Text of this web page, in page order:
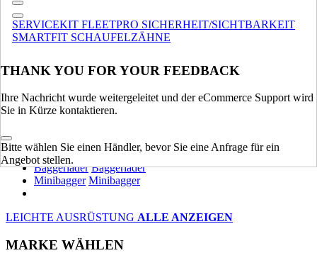
SERVICEKIT FLEETPRO SICHERHEIT/SICHTBARKEIT
SMARTFIT SCHAUFELZÄHNE
THANK YOU FOR YOUR FEEDBACK
Ihre Nachricht wurde weitergeleitet und der eCommerce Support wird
Sie in Kürze kontaktieren.
Bitte wählen Sie einen Händler, bevor Sie eine Anfrage für ein
Angebot stellen.
SCHWERE AUSRÜSTUNGALLE ANZEIGEN
Gebrauchtstapler
Gebrauchtstapler
Kompakt-Radlader Kompakt-Radlader
Kompaktlader Kompaktlader
Loader Traktoren Loader Traktoren
Baggerlader Baggerlader
Minibagger Minibagger
LEICHTE AUSRÜSTUNG ALLE ANZEIGEN
MARKE WÄHLEN